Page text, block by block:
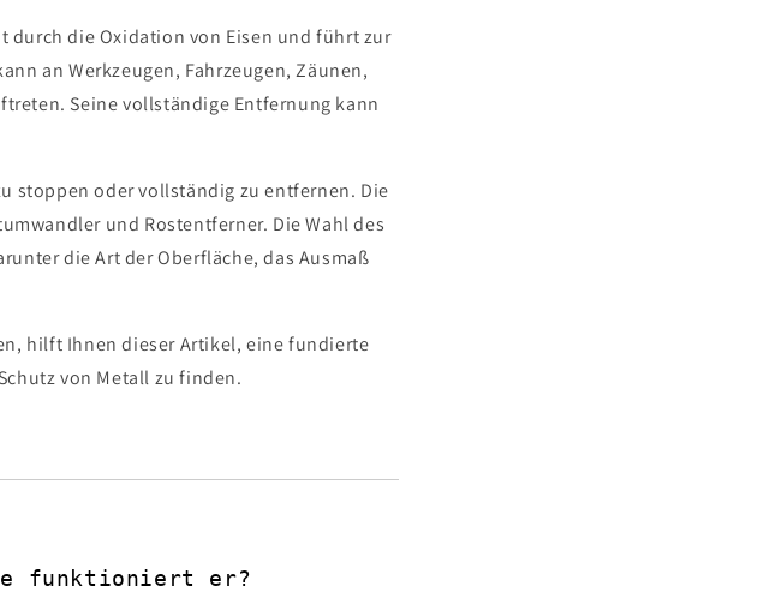
durch die Oxidation von Eisen und führt zur
an Werkzeugen, Fahrzeugen, Zäunen,
Seine vollständige Entfernung kann
stoppen oder vollständig zu entfernen. Die
und Rostentferner. Die Wahl des
die Art der Oberfläche, das Ausmaß
hilft Ihnen dieser Artikel, eine fundierte
von Metall zu finden.
funktioniert er?